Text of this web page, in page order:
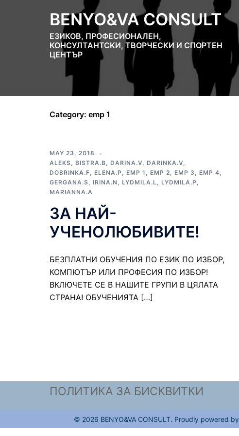
BENYO&VA CONSULT
ЕЗИКОВ, ПРОФЕСИОНАЛЕН,
КОНСУЛТАНТСКИ, ТВОРЧЕСКИ И СПОРТЕН
ЦЕНТЪР
Category: emp 1
MAY 23, 2018
ALEKS, BISTRA.B, DARINA.V, DARINKA.V,
DOBRINKA.F, ELENA.P , EMP 1 , EMP 2, EMP 3 , EMP 4,
GERGANA.S, IRINA.N , LYDMILA.L, LYDMILA.P ,
MARIANNA.A
ЗА НАЙ-
УЧЕНОЛЮБИВИТЕ!
БЕЗПЛАТНИ ОБУЧЕНИЯ ПО ЕЗИК ПО ИЗБОР,
КОМПЮТЪР ИЛИ ПРОФЕСИЯ ПО ИЗБОР!
ВКЛЮЧЕТЕ СЕ В НАШИТЕ ГРУПИ В ЦЯЛАТА
СТРАНА! ОБУЧЕНИЯТА […]
ПОЛИТИКА ЗА БИСКВИТКИ
© 2026 BENYO&VA CONSULT. Proudly powered by